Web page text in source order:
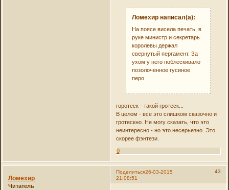
Ломехир написал(а):
На поясе висела печать, в
руке министр и секретарь
королевы держал
свернутый пергамент. За
ухом у него поблескивало
позолоченное гусиное
перо.
горотеск - такой гротеск...
В целом - все это слишком сказочно и
гротескно. Не могу сказать, что это
неинтересно - но это несерьезно. Это
скорее фэнтези.
0
Поделиться 43
26-03-2015
21:08:51
Ломехир
Читатель